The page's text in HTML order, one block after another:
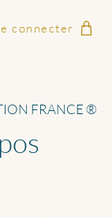
connecter
FRANCE ®